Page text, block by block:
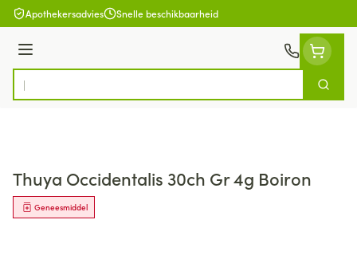
Ga naar de inhoud
Apothekersadvies Snelle beschikbaarheid
Menu
Product, merk, categorie...
Zoek
Thuya Occidentalis 30ch Gr 4g Boiron
Geneesmiddel